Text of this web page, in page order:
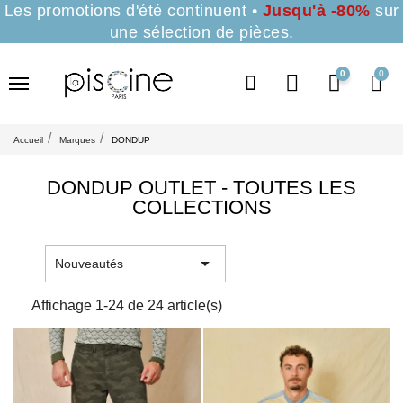
Les promotions d'été continuent • Jusqu'à -80% sur
une sélection de pièces.
0
Accueil Marques DONDUP
DONDUP OUTLET - TOUTES LES
COLLECTIONS
Nouveautés 
Affichage 1-24 de 24 article(s)